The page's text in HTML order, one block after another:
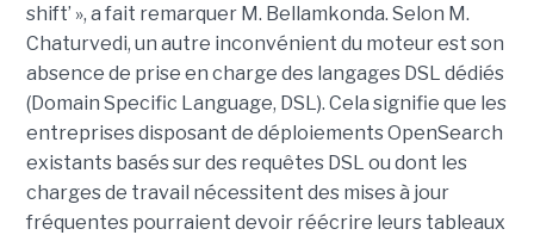
shift’ », a fait remarquer M. Bellamkonda. Selon M.
Chaturvedi, un autre inconvénient du moteur est son
absence de prise en charge des langages DSL dédiés
(Domain Specific Language, DSL). Cela signifie que les
entreprises disposant de déploiements OpenSearch
existants basés sur des requêtes DSL ou dont les
charges de travail nécessitent des mises à jour
fréquentes pourraient devoir réécrire leurs tableaux